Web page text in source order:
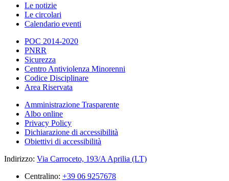
Le notizie
Le circolari
Calendario eventi
POC 2014-2020
PNRR
Sicurezza
Centro Antiviolenza Minorenni
Codice Disciplinare
Area Riservata
Amministrazione Trasparente
Albo online
Privacy Policy
Dichiarazione di accessibilità
Obiettivi di accessibilità
Indirizzo: Via Carroceto, 193/A Aprilia (LT)
Centralino: +39 06 9257678